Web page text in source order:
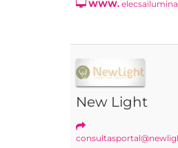
WWW.
New Light